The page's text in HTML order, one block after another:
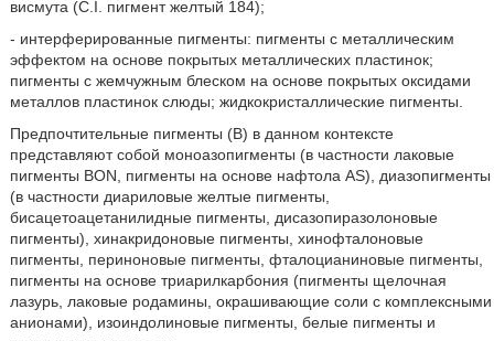
висмута (C.I. пигмент желтый 184);
- интерферированные пигменты: пигменты с металлическим
эффектом на основе покрытых металлических пластинок;
пигменты с жемчужным блеском на основе покрытых оксидами
металлов пластинок слюды; жидкокристаллические пигменты.
Предпочтительные пигменты (B) в данном контексте
представляют собой моноазопигменты (в частности лаковые
пигменты BON, пигменты на основе нафтола AS), диазопигменты
(в частности диариловые желтые пигменты,
бисацетоацетанилидные пигменты, дисазопиразолоновые
пигменты), хинакридоновые пигменты, хинофталоновые
пигменты, периноновые пигменты, фталоцианиновые пигменты,
пигменты на основе триарилкарбония (пигменты щелочная
лазурь, лаковые родамины, окрашивающие соли с комплексными
анионами), изоиндолиновые пигменты, белые пигменты и